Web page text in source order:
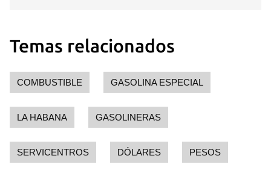
Temas relacionados
COMBUSTIBLE GASOLINA ESPECIAL
LA HABANA GASOLINERAS
SERVICENTROS DÓLARES PESOS